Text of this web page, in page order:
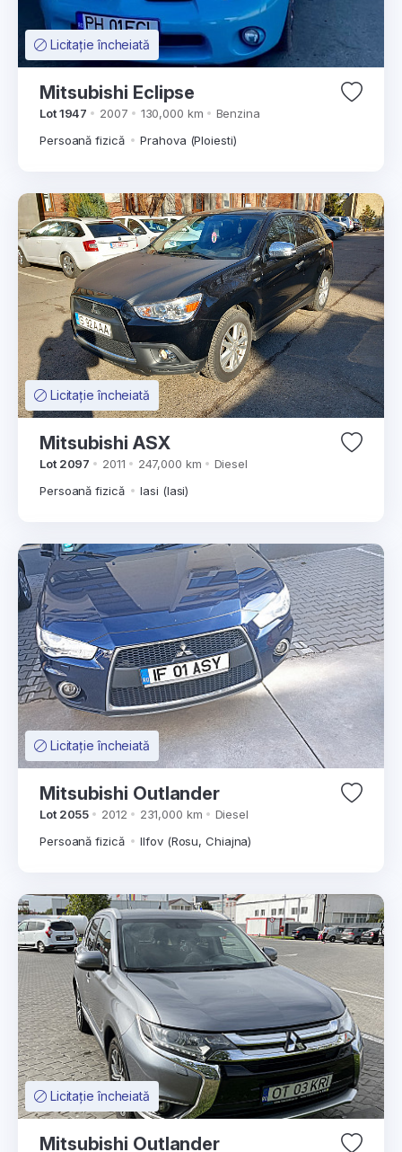
Licitație încheiată
Mitsubishi Eclipse
Lot 1947 2007 130,000 km
Benzina
Persoană fizică
Prahova (Ploiesti)
Licitație încheiată
Mitsubishi ASX
Lot 2097 2011 247,000 km
Diesel
Persoană fizică
Iasi (Iasi)
Licitație încheiată
Mitsubishi Outlander
Lot 2055 2012 231,000 km
Diesel
Persoană fizică
Ilfov (Rosu, Chiajna)
Licitație încheiată
Mitsubishi Outlander